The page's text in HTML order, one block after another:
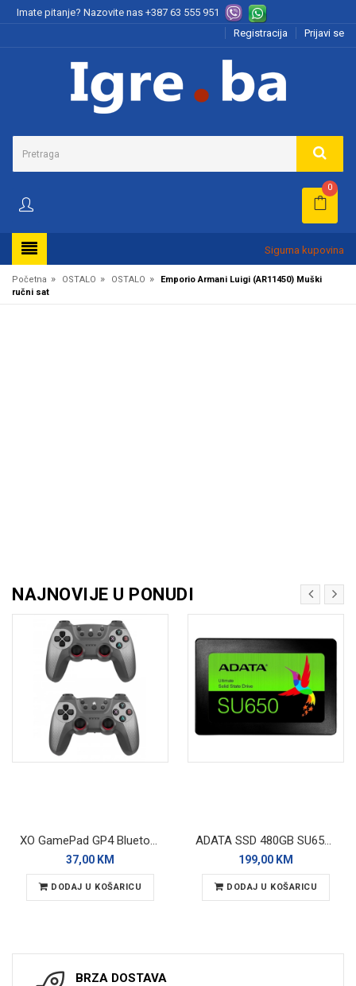
Imate pitanje? Nazovite nas +387 63 555 951
Registracija
Prijavi se
0
Sigurna kupovina
Početna » OSTALO » OSTALO »
Emporio Armani Luigi (AR11450) Muški
ručni sat
NAJNOVIJE U PONUDI
XO GamePad GP4 Bluetooth/Wired Gray (2-PACK)
37,00 KM
DODAJ U KOŠARICU
ADATA SSD 480GB SU650 SATA 3D Nand
199,00 KM
DODAJ U KOŠARICU
BRZA DOSTAVA